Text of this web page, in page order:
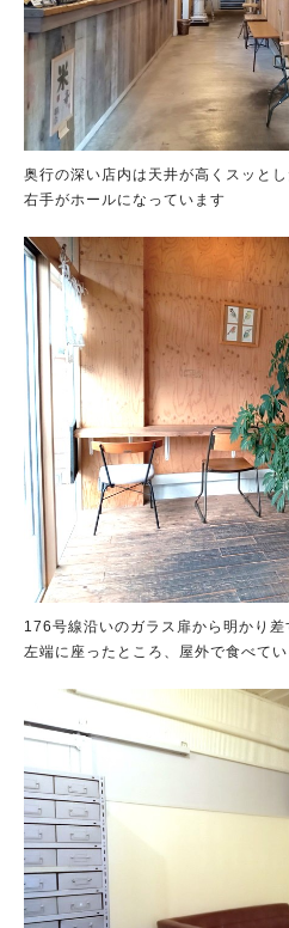
奥行の深い店内は天井が高くスッと
右手がホールになっています
176号線沿いのガラス扉から明かり
左端に座ったところ、屋外で食べて